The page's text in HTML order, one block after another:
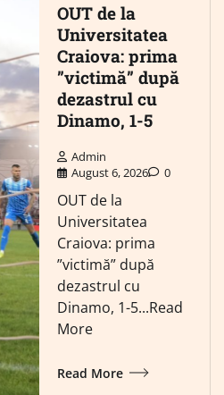
OUT de la
Universitatea
Craiova: prima
”victimă” după
dezastrul cu
Dinamo, 1-5
Admin
August 6, 2026
0
OUT de la
Universitatea
Craiova: prima
”victimă” după
dezastrul cu
Dinamo, 1-5...Read
More
Read More